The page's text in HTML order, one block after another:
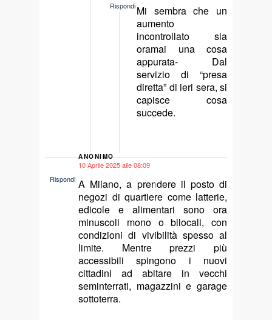
Mi sembra che un
aumento
incontrollato sia
oramai una cosa
appurata- Dal
servizio di “presa
diretta” di ieri sera, si
capisce cosa
succede.
Rispondi
ANONIMO
10 Aprile 2025 alle 08:09
A Milano, a prendere il posto di
negozi di quartiere come latterie,
edicole e alimentari sono ora
minuscoli mono o bilocali, con
condizioni di vivibilità spesso al
limite. Mentre prezzi più
accessibili spingono i nuovi
cittadini ad abitare in vecchi
seminterrati, magazzini e garage
sottoterra.
Rispondi